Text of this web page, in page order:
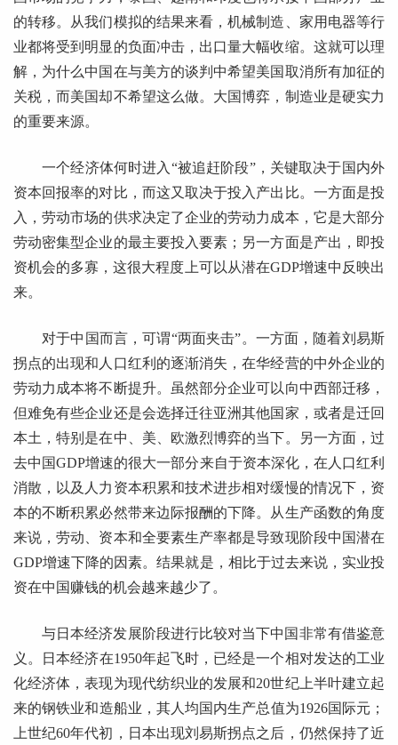
的转移。从我们模拟的结果来看，机械制造、家用电器等行
业都将受到明显的负面冲击，出口量大幅收缩。这就可以理
解，为什么中国在与美方的谈判中希望美国取消所有加征的
关税，而美国却不希望这么做。大国博弈，制造业是硬实力
的重要来源。
一个经济体何时进入“被追赶阶段”，关键取决于国内外
资本回报率的对比，而这又取决于投入产出比。一方面是投
入，劳动市场的供求决定了企业的劳动力成本，它是大部分
劳动密集型企业的最主要投入要素；另一方面是产出，即投
资机会的多寡，这很大程度上可以从潜在GDP增速中反映出
来。
对于中国而言，可谓“两面夹击”。一方面，随着刘易斯
拐点的出现和人口红利的逐渐消失，在华经营的中外企业的
劳动力成本将不断提升。虽然部分企业可以向中西部迁移，
但难免有些企业还是会选择迁往亚洲其他国家，或者是迁回
本土，特别是在中、美、欧激烈博弈的当下。另一方面，过
去中国GDP增速的很大一部分来自于资本深化，在人口红利
消散，以及人力资本积累和技术进步相对缓慢的情况下，资
本的不断积累必然带来边际报酬的下降。从生产函数的角度
来说，劳动、资本和全要素生产率都是导致现阶段中国潜在
GDP增速下降的因素。结果就是，相比于过去来说，实业投
资在中国赚钱的机会越来越少了。
与日本经济发展阶段进行比较对当下中国非常有借鉴意
义。日本经济在1950年起飞时，已经是一个相对发达的工业
化经济体，表现为现代纺织业的发展和20世纪上半叶建立起
来的钢铁业和造船业，其人均国内生产总值为1926国际元；
上世纪60年代初，日本出现刘易斯拐点之后，仍然保持了近